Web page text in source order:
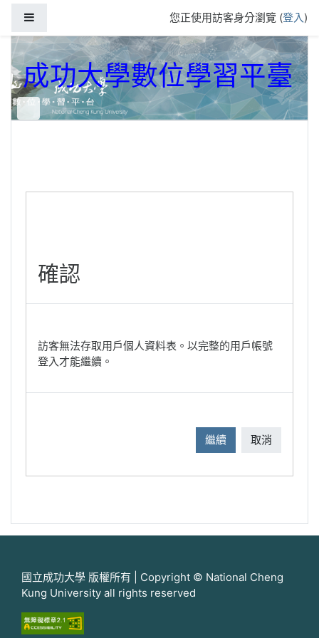
您正使用訪客身分瀏覽 (登入)
成功大學數位學習平臺
確認
訪客無法存取用戶個人資料表。以完整的用戶帳號
登入才能繼續。
繼續 取消
國立成功大學 版權所有 | Copyright © National Cheng
Kung University all rights reserved